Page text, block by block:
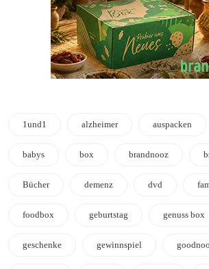
1und1 alzheimer auspacken
babys box brandnooz
Bücher demenz dvd
foodbox geburtstag genuss box
geschenke gewinnspiel